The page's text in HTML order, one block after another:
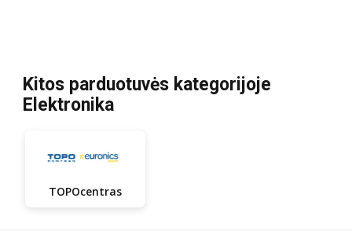
Kitos parduotuvės kategorijoje
Elektronika
TOPOcentras